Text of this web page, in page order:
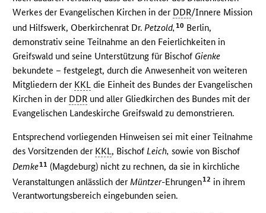
Werkes der Evangelischen Kirchen in der DDR/Innere Mission
und Hilfswerk, Oberkirchenrat Dr. Petzold, 10 Berlin,
demonstrativ seine Teilnahme an den Feierlichkeiten in
Greifswald und seine Unterstützung für Bischof Gienke
bekundete – festgelegt, durch die Anwesenheit von weiteren
Mitgliedern der KKL die Einheit des Bundes der Evangelischen
Kirchen in der DDR und aller Gliedkirchen des Bundes mit der
Evangelischen Landeskirche Greifswald zu demonstrieren.
Entsprechend vorliegenden Hinweisen sei mit einer Teilnahme
des Vorsitzenden der KKL , Bischof Leich, sowie von Bischof
Demke11 (Magdeburg) nicht zu rechnen, da sie in kirchliche
Veranstaltungen anlässlich der Müntzer-Ehrungen12 in ihrem
Verantwortungsbereich eingebunden seien.